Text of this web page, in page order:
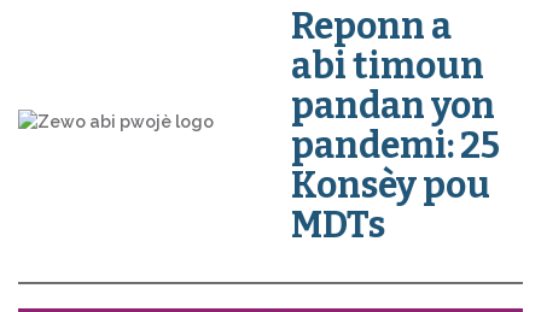
Reponn a
abi timoun
pandan yon
pandemi: 25
Konsèy pou
MDTs